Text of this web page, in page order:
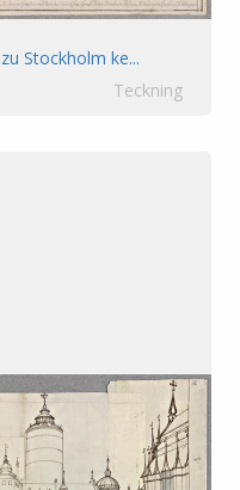
Stockholm ke...
Teckning